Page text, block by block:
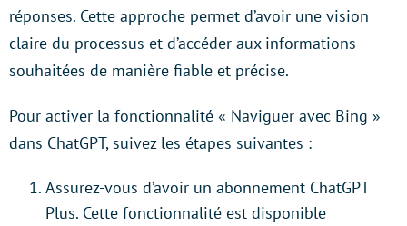
réponses. Cette approche permet d’avoir une vision
claire du processus et d’accéder aux informations
souhaitées de manière fiable et précise.
Pour activer la fonctionnalité « Naviguer avec Bing »
dans ChatGPT, suivez les étapes suivantes :
Assurez-vous d’avoir un abonnement ChatGPT
Plus. Cette fonctionnalité est disponible